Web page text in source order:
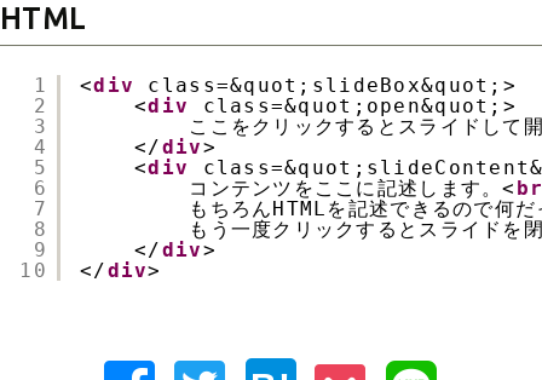
HTML
1
2
3
4
5
6
7
8
9
10
<div
class=&quot;slideBox&quot;>
<div
class=&quot;open&quot;>
ここをクリックするとスライドして
</div>
<div
コンテンツをここに記述します。<
もちろんHTMLを記述できるので何
もう一度クリックするとスライドを
</div>
</div>